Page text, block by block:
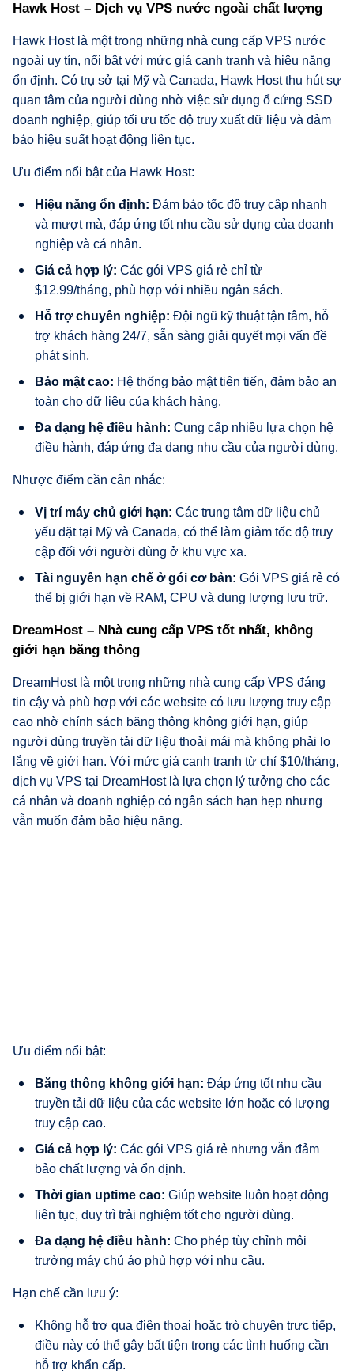
Hawk Host – Dịch vụ VPS nước ngoài chất lượng
Hawk Host là một trong những nhà cung cấp VPS nước
ngoài uy tín, nổi bật với mức giá cạnh tranh và hiệu năng
ổn định. Có trụ sở tại Mỹ và Canada, Hawk Host thu hút sự
quan tâm của người dùng nhờ việc sử dụng ổ cứng SSD
doanh nghiệp, giúp tối ưu tốc độ truy xuất dữ liệu và đảm
bảo hiệu suất hoạt động liên tục.
Ưu điểm nổi bật của Hawk Host:
Hiệu năng ổn định: Đảm bảo tốc độ truy cập nhanh
và mượt mà, đáp ứng tốt nhu cầu sử dụng của doanh
nghiệp và cá nhân.
Giá cả hợp lý: Các gói VPS giá rẻ chỉ từ
$12.99/tháng, phù hợp với nhiều ngân sách.
Hỗ trợ chuyên nghiệp: Đội ngũ kỹ thuật tận tâm, hỗ
trợ khách hàng 24/7, sẵn sàng giải quyết mọi vấn đề
phát sinh.
Bảo mật cao: Hệ thống bảo mật tiên tiến, đảm bảo an
toàn cho dữ liệu của khách hàng.
Đa dạng hệ điều hành: Cung cấp nhiều lựa chọn hệ
điều hành, đáp ứng đa dạng nhu cầu của người dùng.
Nhược điểm cần cân nhắc:
Vị trí máy chủ giới hạn: Các trung tâm dữ liệu chủ
yếu đặt tại Mỹ và Canada, có thể làm giảm tốc độ truy
cập đối với người dùng ở khu vực xa.
Tài nguyên hạn chế ở gói cơ bản: Gói VPS giá rẻ có
thể bị giới hạn về RAM, CPU và dung lượng lưu trữ.
DreamHost – Nhà cung cấp VPS tốt nhất, không
giới hạn băng thông
DreamHost là một trong những nhà cung cấp VPS đáng
tin cậy và phù hợp với các website có lưu lượng truy cập
cao nhờ chính sách băng thông không giới hạn, giúp
người dùng truyền tải dữ liệu thoải mái mà không phải lo
lắng về giới hạn. Với mức giá cạnh tranh từ chỉ $10/tháng,
dịch vụ VPS tại DreamHost là lựa chọn lý tưởng cho các
cá nhân và doanh nghiệp có ngân sách hạn hẹp nhưng
vẫn muốn đảm bảo hiệu năng.
Ưu điểm nổi bật:
Băng thông không giới hạn: Đáp ứng tốt nhu cầu
truyền tải dữ liệu của các website lớn hoặc có lượng
truy cập cao.
Giá cả hợp lý: Các gói VPS giá rẻ nhưng vẫn đảm
bảo chất lượng và ổn định.
Thời gian uptime cao: Giúp website luôn hoạt động
liên tục, duy trì trải nghiệm tốt cho người dùng.
Đa dạng hệ điều hành: Cho phép tùy chỉnh môi
trường máy chủ ảo phù hợp với nhu cầu.
Hạn chế cần lưu ý:
Không hỗ trợ qua điện thoại hoặc trò chuyện trực tiếp,
điều này có thể gây bất tiện trong các tình huống cần
hỗ trợ khẩn cấp.